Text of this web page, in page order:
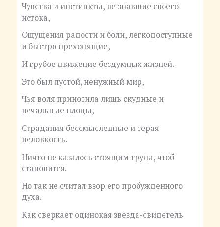
Чувства и инстинкты, не знавшие своего
истока,
Ощущения радости и боли, легкодоступные
и быстро преходящие,
И грубое движение бездумных жизней.
Это был пустой, ненужный мир,
Чья воля приносила лишь скудные и
печальные плоды,
Страдания бессмысленные и серая
неловкость.
Ничто не казалось стоящим труда, чтоб
становится.
Но так не считал взор его пробужденного
духа.
Как сверкает одинокая звезда-свидетель